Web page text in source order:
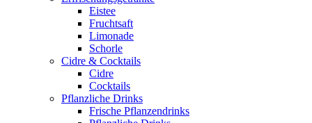
Eistee
Fruchtsaft
Limonade
Schorle
Cidre & Cocktails
Cidre
Cocktails
Pflanzliche Drinks
Frische Pflanzendrinks